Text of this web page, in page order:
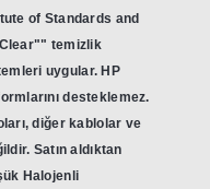
of Standards and
temizlik
uygular. HP
desteklemez.
diğer kablolar ve
Satın aldıktan
Halojenli